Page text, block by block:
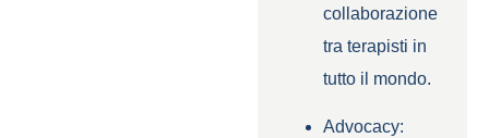
collaborazione
tra terapisti in
tutto il mondo.
Advocacy: